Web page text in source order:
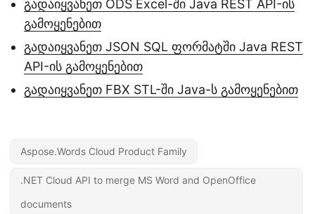
გადაიყვანეთ ODS Excel-ში Java REST API-ის
გამოყენებით
გადაიყვანეთ JSON SQL ფორმატში Java REST
API-ის გამოყენებით
გადაიყვანეთ FBX STL-ში Java-ს გამოყენებით
Aspose.Words Cloud Product Family
.NET Cloud API to merge MS Word and OpenOffice
documents